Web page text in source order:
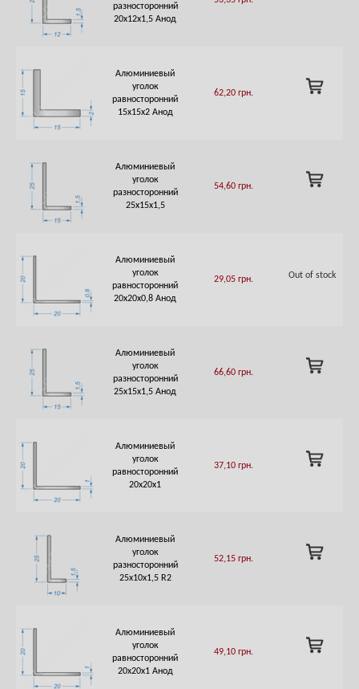
разносторонний
20х12х1,5 Анод
Алюминиевый
уголок
равносторонний
15х15х2 Анод
62,20 грн.
ADD
TO
Алюминиевый
уголок
разносторонний
25х15х1,5
54,60 грн.
ADD
TO
Алюминиевый
уголок
равносторонний
20х20х0,8 Анод
29,05 грн. Out of stock
Алюминиевый
уголок
разносторонний
25х15х1,5 Анод
66,60 грн.
ADD
TO
Алюминиевый
уголок
равносторонний
20х20х1
37,10 грн.
ADD
TO
Алюминиевый
уголок
разносторонний
25х10х1,5 R2
52,15 грн.
ADD
TO
Алюминиевый
уголок
равносторонний
20х20х1 Анод
49,10 грн.
ADD
TO